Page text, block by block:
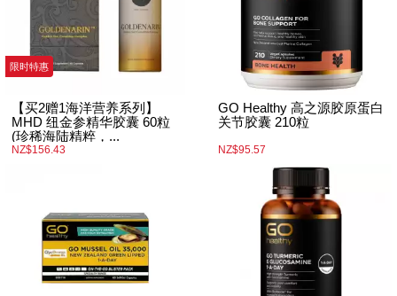
限时特惠
【买2赠1海洋营养系列】
MHD 纽金参精华胶囊 60粒
(珍稀海陆精粹，...
NZ$156.43
GO Healthy 高之源胶原蛋白
关节胶囊 210粒
NZ$95.57